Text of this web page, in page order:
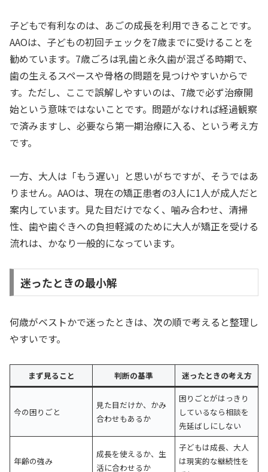
子どもで有利なのは、あごの成長を利用できることです。
AAOは、子どもの初回チェックを7歳までに受けることを
勧めています。7歳ごろは乳歯と永久歯が混ざる時期で、
歯の生えるスペースや骨格の問題を見つけやすいからで
す。ただし、ここで誤解しやすいのは、7歳で必ず治療開
始という意味ではないことです。問題がなければ経過観察
で済みますし、必要なら第一期治療に入る、という考え方
です。
一方、大人は「もう遅い」と思いがちですが、そうではあ
りません。AAOは、現在の矯正患者の3人に1人が成人だと
案内しています。見た目だけでなく、噛み合わせ、清掃
性、歯や歯ぐきへの負担軽減のために大人が矯正を受ける
流れは、かなり一般的になっています。
迷ったときの最小解
何歳がベストかで迷ったときは、次の順で考えると整理し
やすいです。
まず見ること 判断の基準 迷ったときの考え方
今の困りごと
見た目だけか、かみ
合わせもあるか
困りごとがはっきり
しているなら相談を
先延ばしにしない
年齢の強み
成長を使えるか、生
活に合わせるか
子どもは成長、大人
は現実的な継続性を